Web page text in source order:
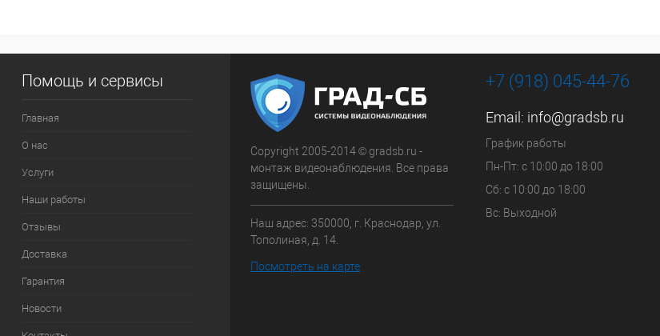
Помощь и сервисы
Главная
О нас
Услуги
Наши работы
Отзывы
Доставка
Гарантия
Новости
Copyright 2005-2014 © gradsb.ru -
монтаж видеонаблюдения. Все права
защищены.
Наш адрес: 350000, г. Краснодар, ул.
Тополиная, д. 14.
Посмотреть на карте
+7 (918) 045-44-76
Email: info@gradsb.ru
График работы
Пн-Пт: с 10:00 до 18:00
Сб: с 10:00 до 18:00
Вс: Выходной